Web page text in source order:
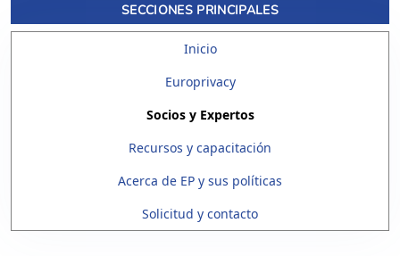
SECCIONES PRINCIPALES
Inicio
Europrivacy
Socios y Expertos
Recursos y capacitación
Acerca de EP y sus políticas
Solicitud y contacto